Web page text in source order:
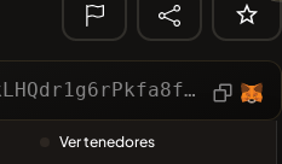
SmartleCo SLCT
#253
🔎
BÚSQUEDA
RECIENTE
FiimhcE3ofVre2HkLHQdr1g6rPkfa8fiBa3s8W8Fbuvo
Ver tenedores